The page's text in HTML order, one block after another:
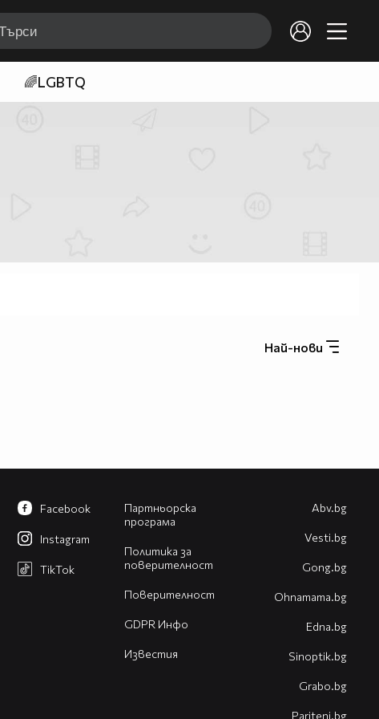
🌈LGBTQ
Най-нови
Партньорска
програма
Политика за
поверителност
Поверителност
GDPR Инфо
Известия
Facebook
Instagram
TikTok
Abv.bg
Vesti.bg
Gong.bg
Оhnamama.bg
Edna.bg
Sinoptik.bg
Grabo.bg
Pariteni.bg